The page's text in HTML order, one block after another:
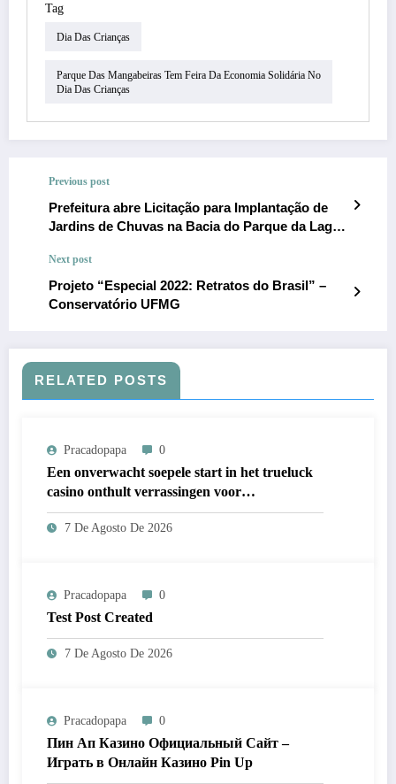
Tag
Dia Das Crianças
Parque Das Mangabeiras Tem Feira Da Economia Solidária No
Dia Das Crianças
Previous post
Prefeitura abre Licitação para Implantação de
Jardins de Chuvas na Bacia do Parque da Lagoa
Next post
Projeto “Especial 2022: Retratos do Brasil” –
Conservatório UFMG
RELATED POSTS
Pracadopapa 0
Een onverwacht soepele start in het trueluck
casino onthult verrassingen voor
nieuwkomers
7 De Agosto De 2026
Pracadopapa 0
Test Post Created
7 De Agosto De 2026
Pracadopapa 0
Пин Ап Казино Официальный Сайт –
Играть в Онлайн Казино Pin Up